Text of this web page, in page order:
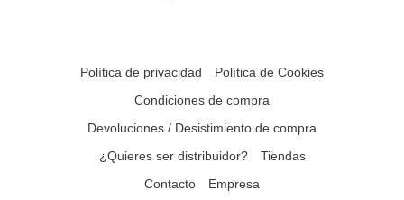
Política de privacidad
Política de Cookies
Condiciones de compra
Devoluciones / Desistimiento de compra
¿Quieres ser distribuidor?
Tiendas
Contacto
Empresa